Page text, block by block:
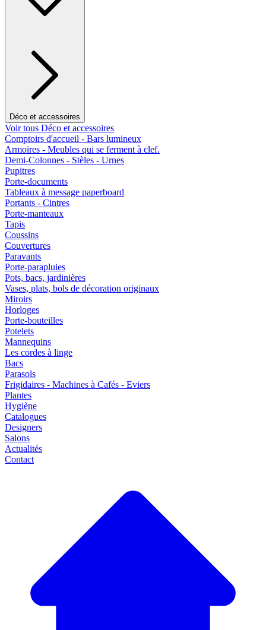
Déco et accessoires
Voir tous Déco et accessoires
Comptoirs d'accueil - Bars lumineux
Armoires - Meubles qui se ferment à clef.
Demi-Colonnes - Stèles - Urnes
Pupitres
Porte-documents
Tableaux à message paperboard
Portants - Cintres
Porte-manteaux
Tapis
Coussins
Couvertures
Paravants
Porte-parapluies
Pots, bacs, jardinières
Vases, plats, bols de décoration originaux
Miroirs
Horloges
Porte-bouteilles
Potelets
Mannequins
Les cordes à linge
Bacs
Parasols
Frigidaires - Machines à Cafés - Eviers
Plantes
Hygiène
Catalogues
Designers
Salons
Actualités
Contact